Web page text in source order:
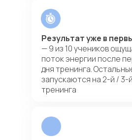
Результат уже в
— 9 из 10 учеников
поток энергии после
дня тренинга.
запускаются на 2-й / 3-
тренинга